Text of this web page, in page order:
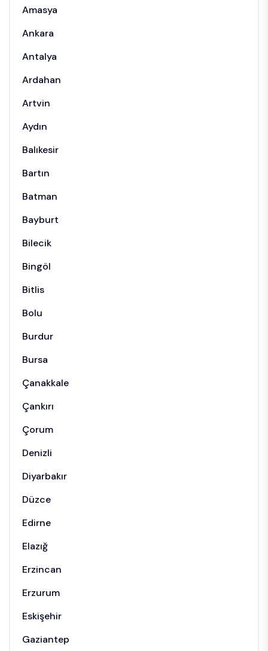
Amasya
Ankara
Antalya
Ardahan
Artvin
Aydın
Balıkesir
Bartın
Batman
Bayburt
Bilecik
Bingöl
Bitlis
Bolu
Burdur
Bursa
Çanakkale
Çankırı
Çorum
Denizli
Diyarbakır
Düzce
Edirne
Elazığ
Erzincan
Erzurum
Eskişehir
Gaziantep